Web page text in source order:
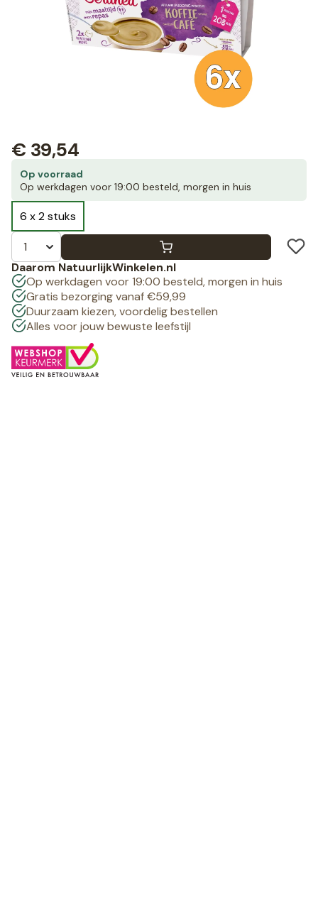
Op voorraad
Op werkdagen voor 19:00 besteld, morgen in huis
6 x 2 stuks
€ 39,54
Daarom NatuurlijkWinkelen.nl
Op werkdagen voor 19:00 besteld, morgen in huis
Gratis bezorging vanaf €59,99
Duurzaam kiezen, voordelig bestellen
Alles voor jouw bewuste leefstijl